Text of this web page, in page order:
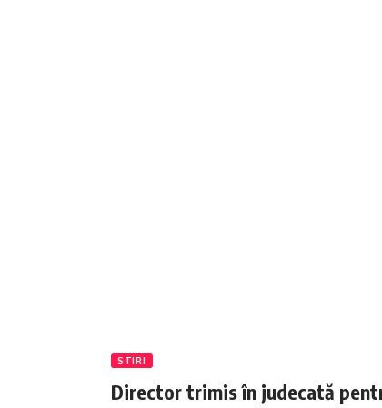
STIRI
Director trimis în judecată